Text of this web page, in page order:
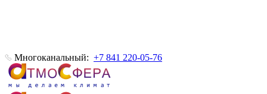
Многоканальный: +7 841 220-05-76